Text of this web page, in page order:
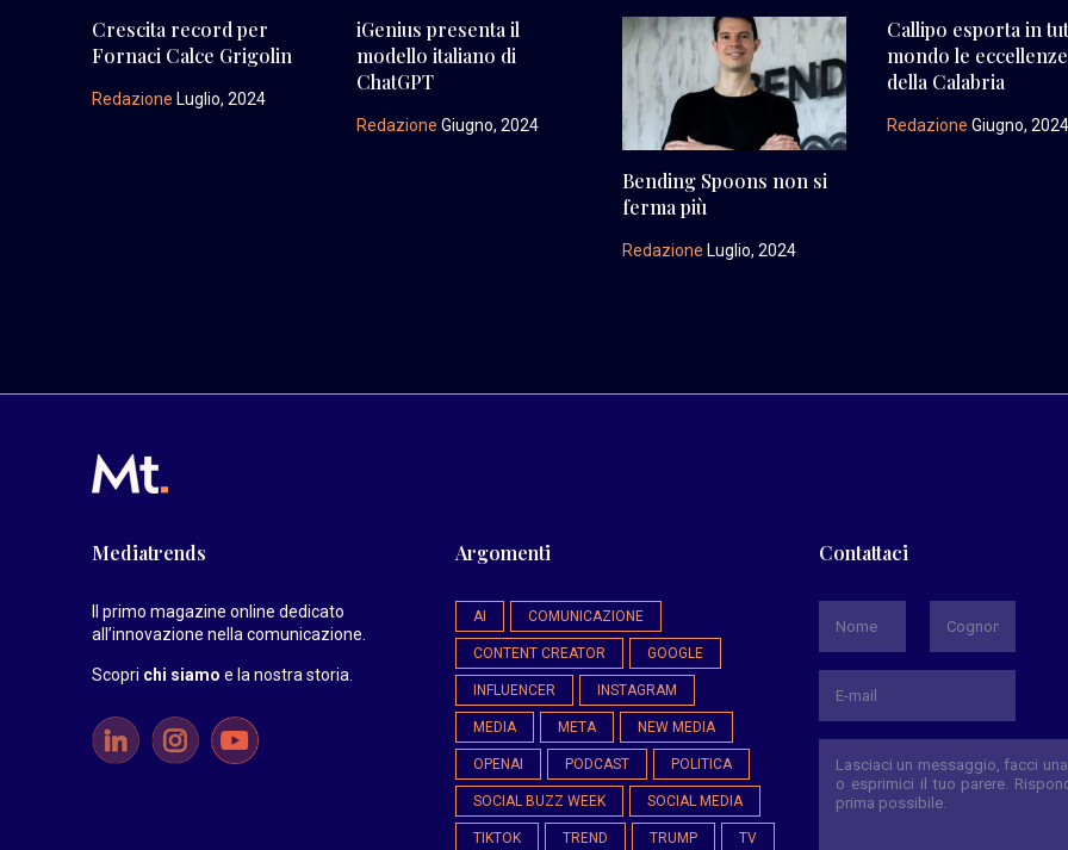
Crescita record per
Fornaci Calce Grigolin
Redazione Luglio, 2024
iGenius presenta il
modello italiano di
ChatGPT
Redazione Giugno, 2024
Bending Spoons non si
ferma più
Redazione Luglio, 2024
Callipo esporta in
mondo le eccellenze
della Calabria
Redazione Giugno, 2024
Mediatrends
Il primo magazine online dedicato
all’innovazione nella comunicazione.
Scopri chi siamo e la nostra storia.
Argomenti
AI COMUNICAZIONE
CONTENT CREATOR GOOGLE
INFLUENCER INSTAGRAM
MEDIA META NEW MEDIA
OPENAI PODCAST POLITICA
SOCIAL BUZZ WEEK SOCIAL MEDIA
TIKTOK TREND TRUMP TV
Contattaci